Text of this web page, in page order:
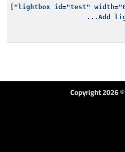
test
Copyright 2026 ©